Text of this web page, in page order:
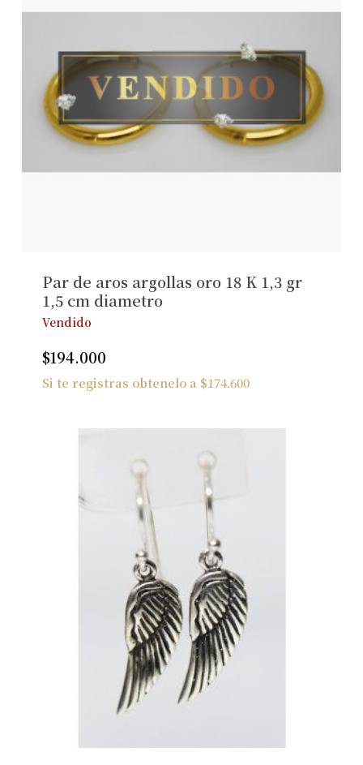
No hay productos en el carrito.
Par de aros argollas oro 18 K 1,3 gr
1,5 cm diametro
Vendido
$194.000
Si te registras obtenelo a $174.600